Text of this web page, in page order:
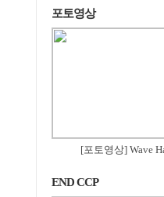
포토영상
[포토영상] Wave
END CCP